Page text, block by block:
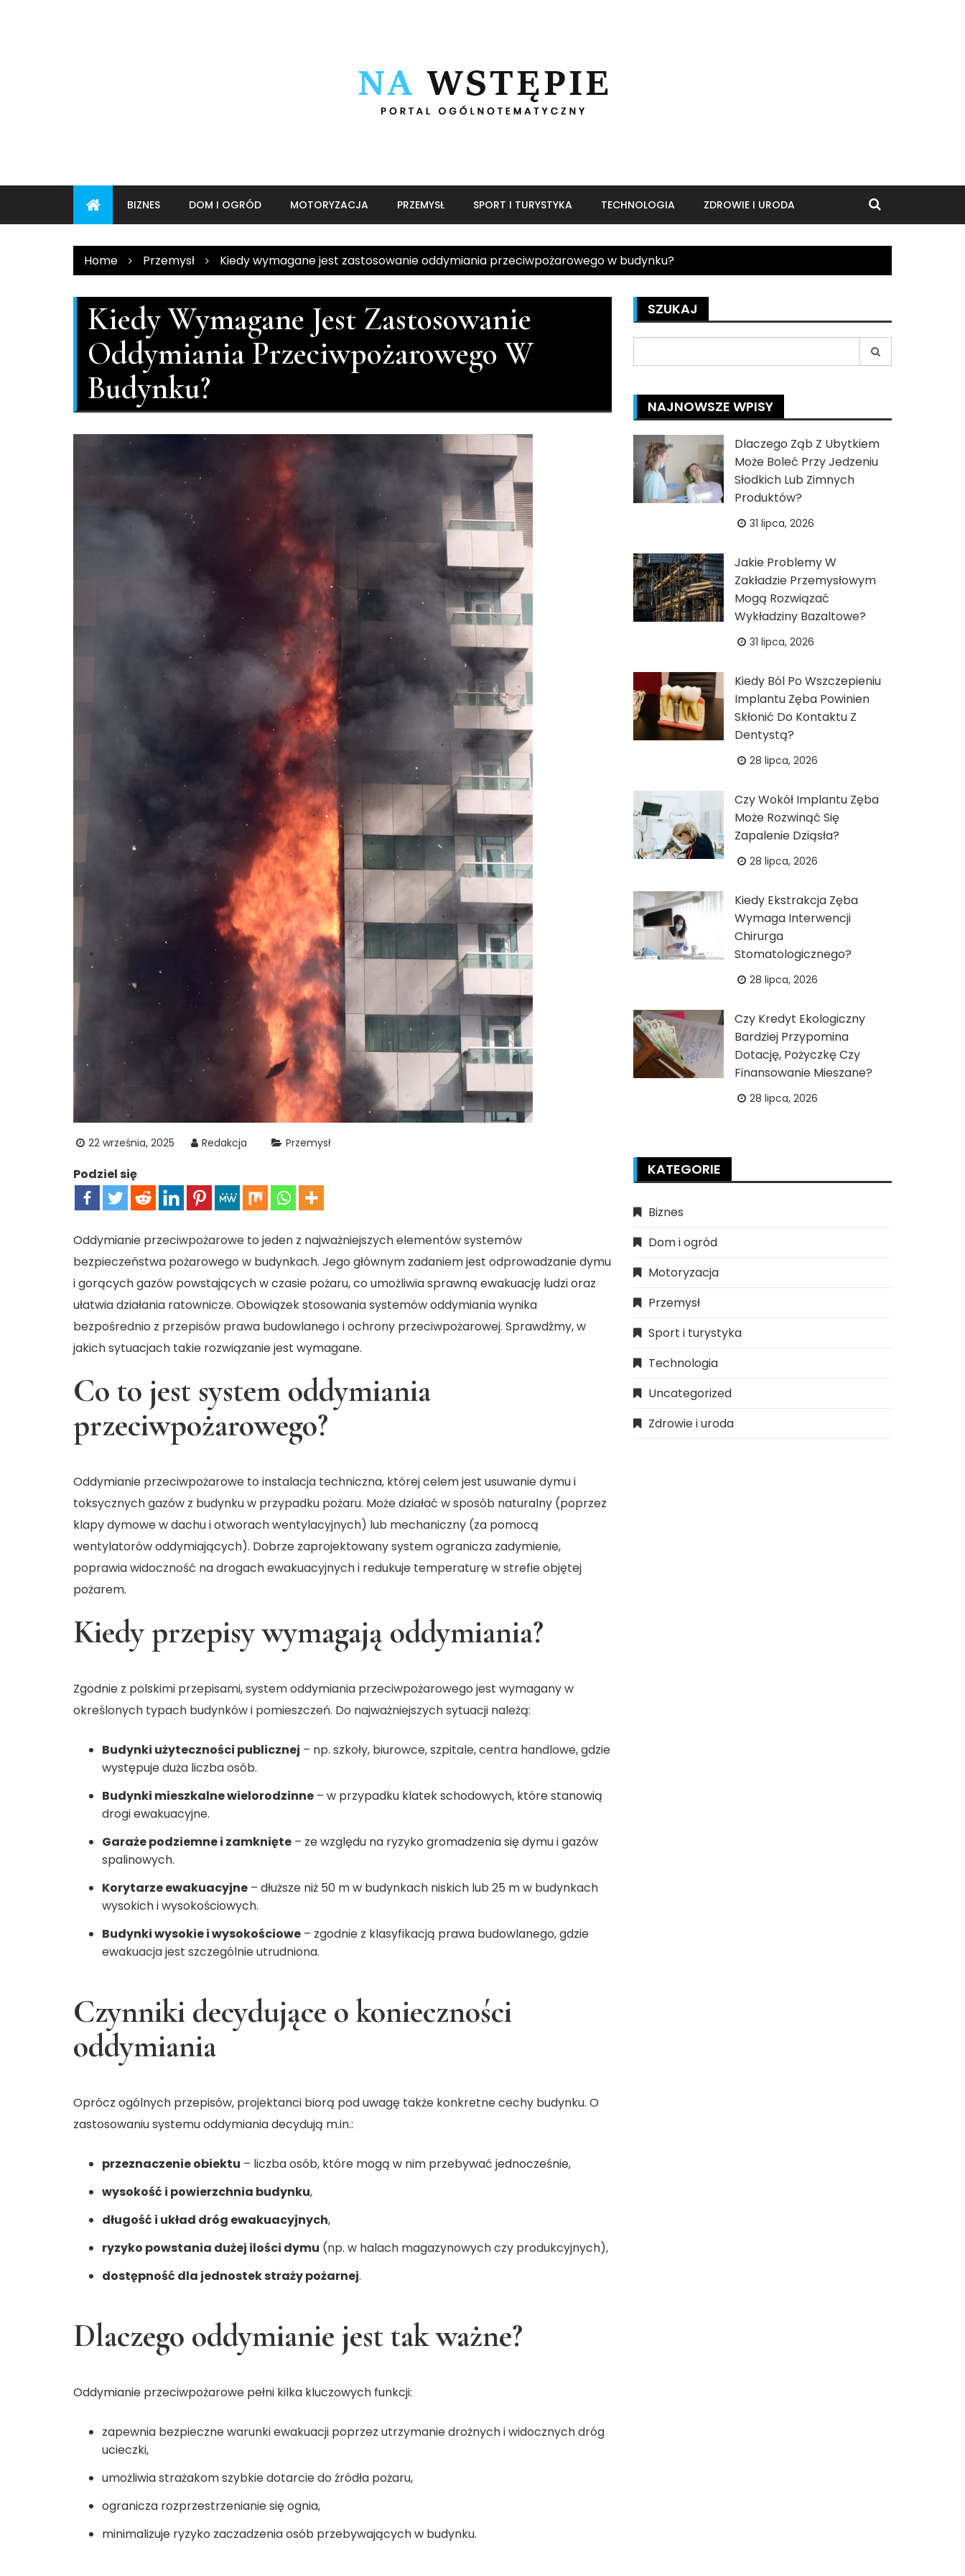
BIZNES DOM I OGRÓD MOTORYZACJA PRZEMYSŁ SPORT I TURYSTYKA TECHNOLOGIA ZDROWIE I URODA
Home Przemysł Kiedy wymagane jest zastosowanie oddymiania przeciwpożarowego w budynku?
Kiedy Wymagane Jest Zastosowanie
Oddymiania Przeciwpożarowego W
Budynku?
22 września, 2025 Redakcja Przemysł
Podziel się
Oddymianie przeciwpożarowe to jeden z najważniejszych elementów systemów
bezpieczeństwa pożarowego w budynkach. Jego głównym zadaniem jest odprowadzanie dymu
i gorących gazów powstających w czasie pożaru, co umożliwia sprawną ewakuację ludzi oraz
ułatwia działania ratownicze. Obowiązek stosowania systemów oddymiania wynika
bezpośrednio z przepisów prawa budowlanego i ochrony przeciwpożarowej. Sprawdźmy, w
jakich sytuacjach takie rozwiązanie jest wymagane.
Co to jest system oddymiania
przeciwpożarowego?
Oddymianie przeciwpożarowe to instalacja techniczna, której celem jest usuwanie dymu i
toksycznych gazów z budynku w przypadku pożaru. Może działać w sposób naturalny (poprzez
klapy dymowe w dachu i otworach wentylacyjnych) lub mechaniczny (za pomocą
wentylatorów oddymiających). Dobrze zaprojektowany system ogranicza zadymienie,
poprawia widoczność na drogach ewakuacyjnych i redukuje temperaturę w strefie objętej
pożarem.
Kiedy przepisy wymagają oddymiania?
Zgodnie z polskimi przepisami, system oddymiania przeciwpożarowego jest wymagany w
określonych typach budynków i pomieszczeń. Do najważniejszych sytuacji należą:
Budynki użyteczności publicznej – np. szkoły, biurowce, szpitale, centra handlowe, gdzie
występuje duża liczba osób.
Budynki mieszkalne wielorodzinne – w przypadku klatek schodowych, które stanowią
drogi ewakuacyjne.
Garaże podziemne i zamknięte – ze względu na ryzyko gromadzenia się dymu i gazów
spalinowych.
Korytarze ewakuacyjne – dłuższe niż 50 m w budynkach niskich lub 25 m w budynkach
wysokich i wysokościowych.
Budynki wysokie i wysokościowe – zgodnie z klasyfikacją prawa budowlanego, gdzie
ewakuacja jest szczególnie utrudniona.
Czynniki decydujące o konieczności
oddymiania
Oprócz ogólnych przepisów, projektanci biorą pod uwagę także konkretne cechy budynku. O
zastosowaniu systemu oddymiania decydują m.in.:
przeznaczenie obiektu – liczba osób, które mogą w nim przebywać jednocześnie,
wysokość i powierzchnia budynku,
długość i układ dróg ewakuacyjnych,
ryzyko powstania dużej ilości dymu (np. w halach magazynowych czy produkcyjnych),
dostępność dla jednostek straży pożarnej.
Dlaczego oddymianie jest tak ważne?
Oddymianie przeciwpożarowe pełni kilka kluczowych funkcji:
zapewnia bezpieczne warunki ewakuacji poprzez utrzymanie drożnych i widocznych dróg
ucieczki,
umożliwia strażakom szybkie dotarcie do źródła pożaru,
ogranicza rozprzestrzenianie się ognia,
minimalizuje ryzyko zaczadzenia osób przebywających w budynku.
SZUKAJ
for:
NAJNOWSZE WPISY
Dlaczego Ząb Z Ubytkiem
Może Boleć Przy Jedzeniu
Słodkich Lub Zimnych
Produktów?
31 lipca, 2026
Jakie Problemy W
Zakładzie Przemysłowym
Mogą Rozwiązać
Wykładziny Bazaltowe?
31 lipca, 2026
Kiedy Ból Po Wszczepieniu
Implantu Zęba Powinien
Skłonić Do Kontaktu Z
Dentystą?
28 lipca, 2026
Czy Wokół Implantu Zęba
Może Rozwinąć Się
Zapalenie Dziąsła?
28 lipca, 2026
Kiedy Ekstrakcja Zęba
Wymaga Interwencji
Chirurga
Stomatologicznego?
28 lipca, 2026
Czy Kredyt Ekologiczny
Bardziej Przypomina
Dotację, Pożyczkę Czy
Finansowanie Mieszane?
28 lipca, 2026
KATEGORIE
Biznes
Dom i ogród
Motoryzacja
Przemysł
Sport i turystyka
Technologia
Uncategorized
Zdrowie i uroda